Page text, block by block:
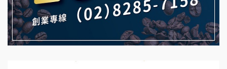
日十。早午食加盟說明會
拾鑶火鍋加盟說明會
藍象廷泰式火鍋加盟說明會